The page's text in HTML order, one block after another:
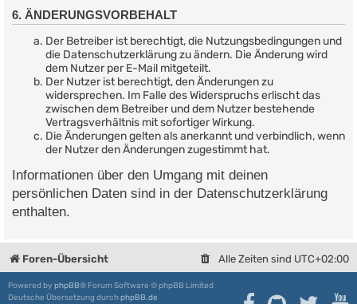
6. ÄNDERUNGSVORBEHALT
Der Betreiber ist berechtigt, die Nutzungsbedingungen und
die Datenschutzerklärung zu ändern. Die Änderung wird
dem Nutzer per E-Mail mitgeteilt.
Der Nutzer ist berechtigt, den Änderungen zu
widersprechen. Im Falle des Widerspruchs erlischt das
zwischen dem Betreiber und dem Nutzer bestehende
Vertragsverhältnis mit sofortiger Wirkung.
Die Änderungen gelten als anerkannt und verbindlich, wenn
der Nutzer den Änderungen zugestimmt hat.
Informationen über den Umgang mit deinen
persönlichen Daten sind in der Datenschutzerklärung
enthalten.
Foren-Übersicht Alle Zeiten sind UTC+02:00
Powered by phpBB® Forum Software © phpBB Limited
Deutsche Übersetzung durchphpBB.de